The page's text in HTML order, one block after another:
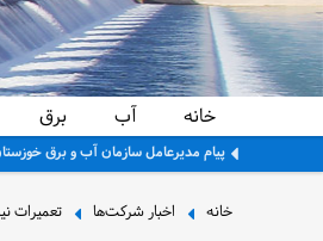
خانه آب برق
برگزاری کارگاه عملی اصول و فنون مذاکره در نشست ۱۴۷
خانه اخبار شرکت‌ها تعمیرات